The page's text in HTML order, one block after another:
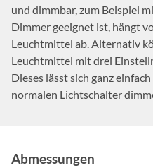
und dimmbar, zum Beispiel
Dimmer geeignet ist, hängt
Leuchtmittel ab. Alternativ
Leuchtmittel mit drei
Dieses lässt sich ganz
normalen Lichtschalter
Abmessungen